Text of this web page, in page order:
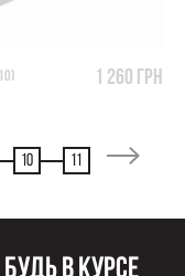
1 260 грн
10 11